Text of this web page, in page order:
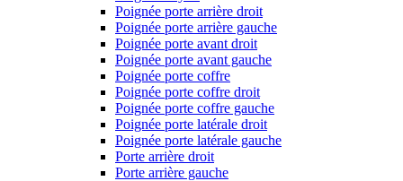
Poignée porte arrière droit
Poignée porte arrière gauche
Poignée porte avant droit
Poignée porte avant gauche
Poignée porte coffre
Poignée porte coffre droit
Poignée porte coffre gauche
Poignée porte latérale droit
Poignée porte latérale gauche
Porte arrière droit
Porte arrière gauche